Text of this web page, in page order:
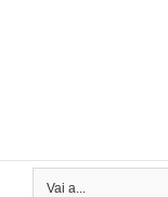
Vai a...